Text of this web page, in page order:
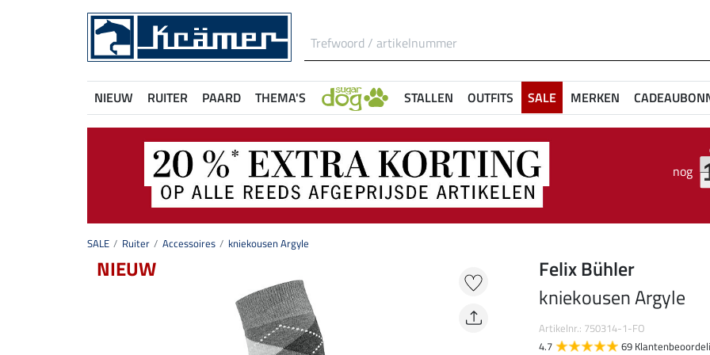
NIEUW RUITER PAARD THEMA'S STALLEN OUTFITS SALE MERKEN
nog
SALE Ruiter Accessoires kniekousen Argyle
NIEUW
Felix Bühler
kniekousen Argyle
Artikelnr.: 750314-1-FO
4.7
69